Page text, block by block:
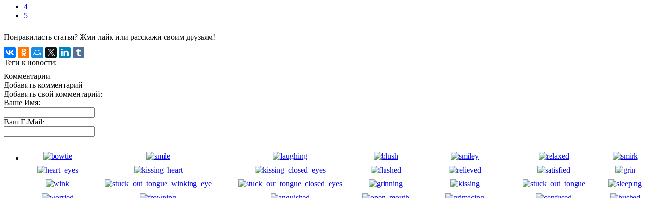
4
5
Понравиласть статья? Жми лайк или расскажи своим друзьям!
Теги к новости:
Комментарии
Добавить комментарий
Добавить свой комментарий:
Ваше Имя:
Ваш E-Mail: